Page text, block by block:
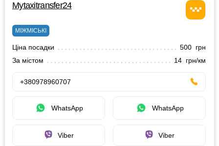
Mytaxitransfer24
МІЖМІСЬКІ
Ціна посадки
500 грн
За містом
14 грн/км
+380978960707
WhatsApp WhatsApp
Viber Viber